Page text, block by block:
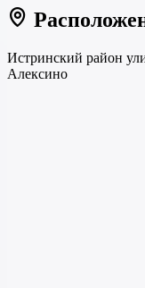
Истринский район
Алексино